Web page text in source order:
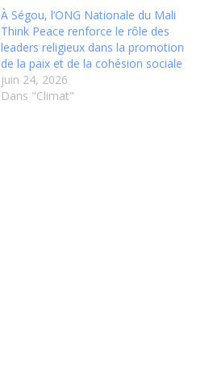
À Ségou, l’ONG Nationale du Mali
Think Peace renforce le rôle des
leaders religieux dans la promotion
de la paix et de la cohésion sociale
juin 24, 2026
Dans "Climat"